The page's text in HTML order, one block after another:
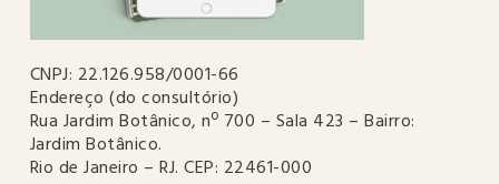
CNPJ: 22.126.958/0001-66
Endereço (do consultório)
Rua Jardim Botânico, nº 700 – Sala 423 – Bairro:
Jardim Botânico.
Rio de Janeiro – RJ. CEP: 22461-000